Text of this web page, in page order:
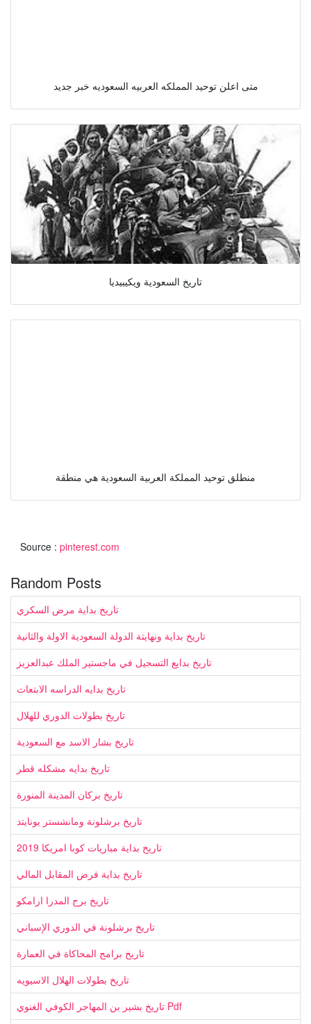
متى اعلن توحيد المملكه العربيه السعوديه خبر جديد
تاريخ السعودية ويكيبيديا
منطلق توحيد المملكة العربية السعودية هي منطقة
Source : pinterest.com
Random Posts
تاريخ بداية مرض السكري
تاريخ بداية ونهايتة الدولة السعودية الاولة والثانية
تاريخ بدايع التسجيل في ماجستير الملك عبدالعزيز
تاريخ بدايه الدراسه الابتعاث
تاريخ بطولات الدوري للهلال
تاريخ بشار الاسد مع السعودية
تاريخ بدايه مشكله قطر
تاريخ بركان المدينة المنورة
تاريخ برشلونة ومانشستر يونايتد
تاريخ بداية مباريات كوبا امريكا 2019
تاريخ بداية فرض المقابل المالي
تاريخ برج المدرا ارامكو
تاريخ برشلونة في الدوري الإسباني
تاريخ برامج المحاكاة في العمارة
تاريخ بطولات الهلال الاسيويه
تاريخ بشير بن المهاجر الكوفي الغنوي Pdf